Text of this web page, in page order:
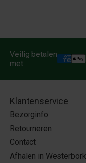
Veilig betalen
met:
Klantenservice
Bezorginfo
Retourneren
Contact
Afhalen in Westerbork